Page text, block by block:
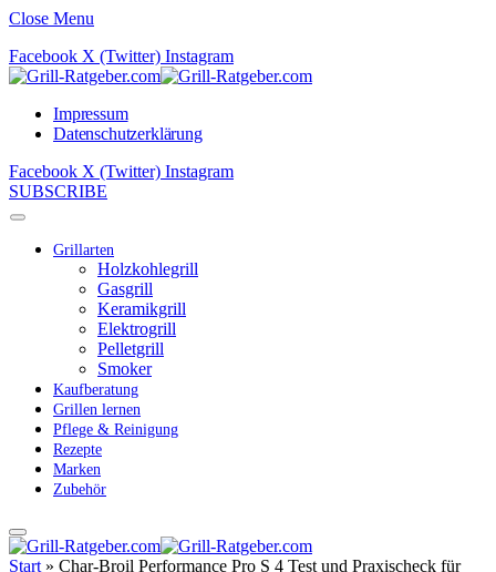
Close Menu
Facebook X (Twitter) Instagram
Impressum
Datenschutzerklärung
Facebook X (Twitter) Instagram
SUBSCRIBE
Grillarten
Holzkohlegrill
Gasgrill
Keramikgrill
Elektrogrill
Pelletgrill
Smoker
Kaufberatung
Grillen lernen
Pflege & Reinigung
Rezepte
Marken
Zubehör
Start » Char-Broil Performance Pro S 4 Test und Praxischeck für